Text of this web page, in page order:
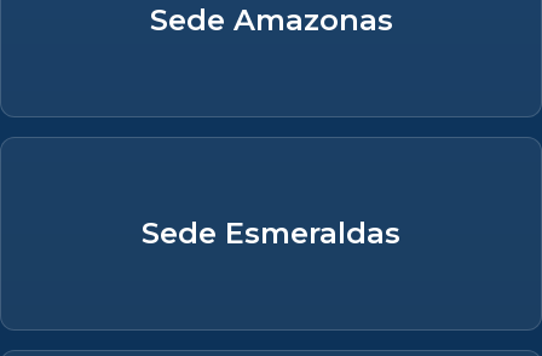
Sede Amazonas
Sede Esmeraldas